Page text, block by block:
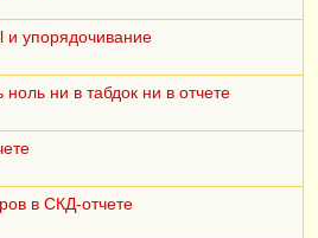
и упорядочивание
ноль ни в табдок ни в отчете
в СКД-отчете